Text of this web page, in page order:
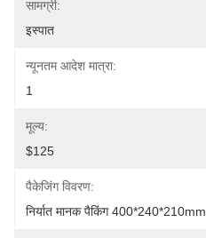
सामग्री:
इस्पात
न्यूनतम आदेश मात्रा:
1
मूल्य:
$125
पैकेजिंग विवरण:
निर्यात मानक पैकिंग 400*240*210mm